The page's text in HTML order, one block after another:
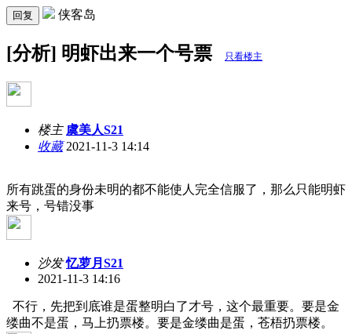
回复 侠客岛
[分析] 明虾出来一个号票 只看楼主
楼主 虞美人S21
收藏2021-11-3 14:14
所有跳蛋的身份未明的都不能使人完全信服了，那么只能明虾
来号，号错没事
沙发 忆萝月S21
2021-11-3 14:16
不行，先把到底谁是蛋整明白了才号，这个最重要。要是金
缕曲不是蛋，马上扔票楼。要是金缕曲是蛋，苍梧扔票楼。